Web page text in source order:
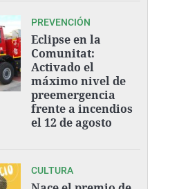
PREVENCIÓN
Eclipse en la
Comunitat:
Activado el
máximo nivel de
preemergencia
frente a incendios
el 12 de agosto
CULTURA